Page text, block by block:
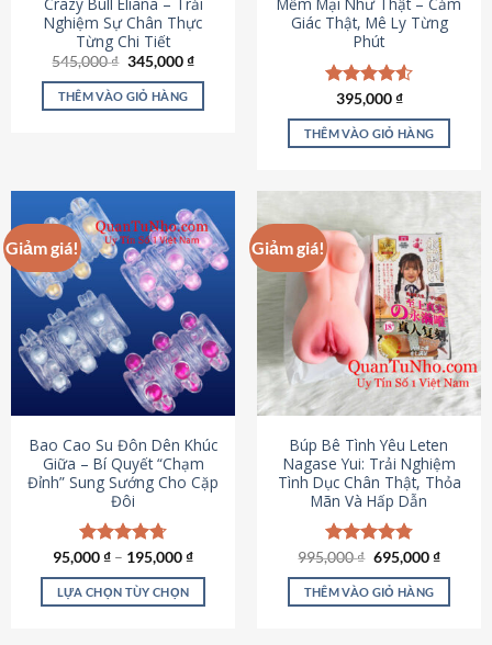
Crazy Bull Eliana – Trải
Nghiệm Sự Chân Thực
Từng Chi Tiết
545,000₫ Giá
là:
545,000 ₫.
345,000₫Giá
tại
THÊM VÀO GIỎ HÀNG
Mềm Mại Như Thật – Cảm
Giác Thật, Mê Ly Từng
Phút
Được xếp
hạng4.53
5 sao
395,000₫
THÊM VÀO GIỎ HÀNG
Giảm giá!
Bao Cao Su Đôn Dên Khúc
Giữa – Bí Quyết “Chạm
Đỉnh” Sung Sướng Cho Cặp
Đôi
Được xếp
hạng4.70
5 sao
95,000₫ – 195,000₫
LỰA CHỌN TÙY CHỌN
Giảm giá!
Búp Bê Tình Yêu Leten
Nagase Yui: Trải Nghiệm
Tình Dục Chân Thật, Thỏa
Mãn Và Hấp Dẫn
Được xếp
hạng4.80
5 sao
995,000₫ Giá
là:
995,000 ₫.
695,000₫Giá
tại
THÊM VÀO GIỎ HÀNG